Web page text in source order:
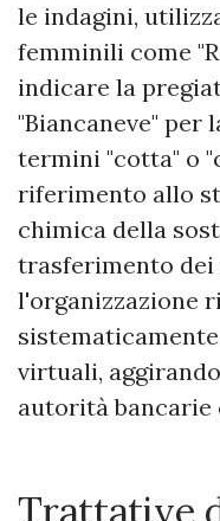
le indagini,
femminili come
indicare la
"Biancaneve" per
termini "cotta" o
riferimento allo
chimica della
trasferimento
l'organizzazione
virtuali,
autorità bancarie
​Trattative